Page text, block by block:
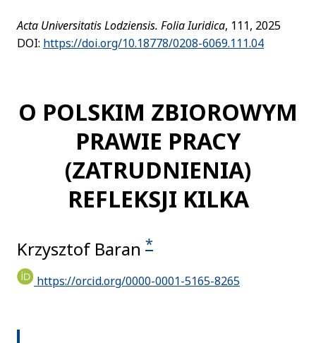
Acta Universitatis Lodziensis. Folia Iuridica, 111, 2025
DOI: https://doi.org/10.18778/0208-6069.111.04
O POLSKIM ZBIOROWYM
PRAWIE PRACY
(ZATRUDNIENIA)
REFLEKSJI KILKA
Krzysztof Baran *
https://orcid.org/0000-0001-5165-8265